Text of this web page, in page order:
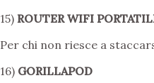
15) ROUTER WIFI
Per chi non riesce a
16) GORILLAPOD